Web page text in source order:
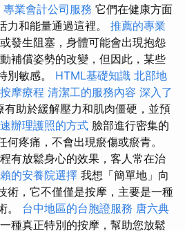
專業會計公司服務 它們在健康方面
力和能量通過這裡。 推薦的專業
發生阻塞，身體可能會出現抱怨
補償姿勢的改變，但因此，某些
別敏感。 HTML基礎知識 北部地
摩療程 清潔工的服務內容 深入了
有助於緩解壓力和肌肉僵硬，並預
辦理護照的方式 臉部進行密集的
疼痛，不會出現瘀傷或瘀青。
有放鬆身心的效果，客人常在治
的安養院選擇 我想「簡單地」向
術，它不僅僅是按摩，主要是一種
。 台中地區的台胞證服務 唐六典
種真正特別的按摩，幫助您放鬆